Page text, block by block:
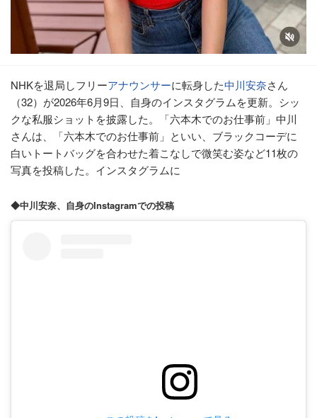
NHKを退局しフリーアナウンサーに転身した中川安奈さん
（32）が2026年6月9日、自身のインスタグラムを更新。シッ
クな私服ショットを披露した。「六本木でのお仕事前」中川
さんは、「六本木でのお仕事前」といい、ブラックコーデに
白いトートバッグを合わせた着こなしで微笑む姿など11枚の
写真を投稿した。インスタグラムに
◆中川安奈、自身のInstagramでの投稿